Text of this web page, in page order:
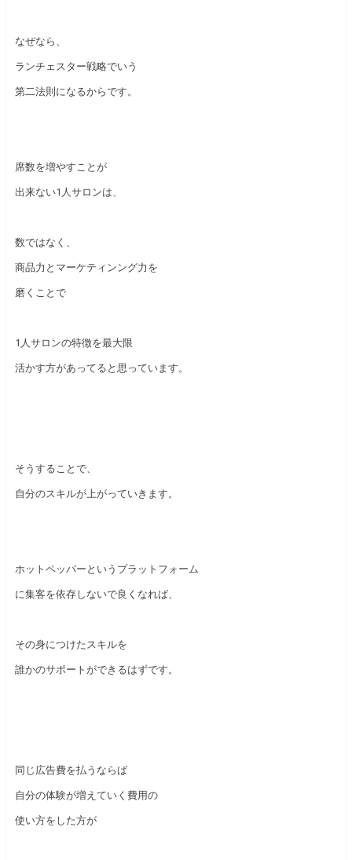
なぜなら、
ランチェスター戦略でいう
第二法則になるからです。
席数を増やすことが
出来ない1人サロンは、
数ではなく、
商品力とマーケティンング力を
磨くことで
1人サロンの特徴を最大限
活かす方があってると思っています。
そうすることで、
自分のスキルが上がっていきます。
ホットペッパーというプラットフォーム
に集客を依存しないで良くなれば、
その身につけたスキルを
誰かのサポートができるはずです。
同じ広告費を払うならば
自分の体験が増えていく費用の
使い方をした方が